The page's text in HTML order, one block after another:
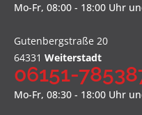
Mo-Fr, 08:00 - 18:00 Uhr
Gutenbergstraße 20
64331 Weiterstadt
06151-
Mo-Fr, 08:30 - 18:00 Uhr